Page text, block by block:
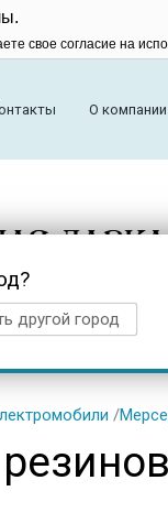
свое согласие на
О компании
другой город
/